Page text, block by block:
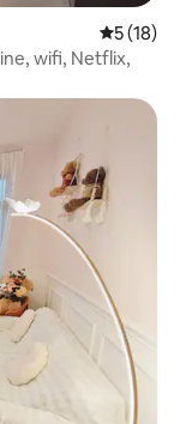
5 (18)
wifi, Netflix,